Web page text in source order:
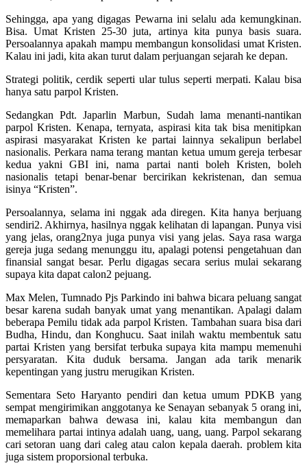
Sehingga, apa yang digagas Pewarna ini selalu ada kemungkinan.
Bisa. Umat Kristen 25-30 juta, artinya kita punya basis suara.
Persoalannya apakah mampu membangun konsolidasi umat Kristen.
Kalau ini jadi, kita akan turut dalam perjuangan sejarah ke depan.
Strategi politik, cerdik seperti ular tulus seperti merpati. Kalau bisa
hanya satu parpol Kristen.
Sedangkan Pdt. Japarlin Marbun, Sudah lama menanti-nantikan
parpol Kristen. Kenapa, ternyata, aspirasi kita tak bisa menitipkan
aspirasi masyarakat Kristen ke partai lainnya sekalipun berlabel
nasionalis. Perkara nama terang mantan ketua umum gereja terbesar
kedua yakni GBI ini, nama partai nanti boleh Kristen, boleh
nasionalis tetapi benar-benar bercirikan kekristenan, dan semua
isinya “Kristen”.
Persoalannya, selama ini nggak ada diregen. Kita hanya berjuang
sendiri2. Akhirnya, hasilnya nggak kelihatan di lapangan. Punya visi
yang jelas, orang2nya juga punya visi yang jelas. Saya rasa warga
gereja juga sedang menunggu itu, apalagi potensi pengetahuan dan
finansial sangat besar. Perlu digagas secara serius mulai sekarang
supaya kita dapat calon2 pejuang.
Max Melen, Tumnado Pjs Parkindo ini bahwa bicara peluang sangat
besar karena sudah banyak umat yang menantikan. Apalagi dalam
beberapa Pemilu tidak ada parpol Kristen. Tambahan suara bisa dari
Budha, Hindu, dan Konghucu. Saat inilah waktu membentuk satu
partai Kristen yang bersifat terbuka supaya kita mampu memenuhi
persyaratan. Kita duduk bersama. Jangan ada tarik menarik
kepentingan yang justru merugikan Kristen.
Sementara Seto Haryanto pendiri dan ketua umum PDKB yang
sempat mengirimikan anggotanya ke Senayan sebanyak 5 orang ini,
memaparkan bahwa dewasa ini, kalau kita membangun dan
memelihara partai intinya adalah uang, uang, uang. Parpol sekarang
cari setoran uang dari caleg atau calon kepala daerah. problem kita
juga sistem proporsional terbuka.